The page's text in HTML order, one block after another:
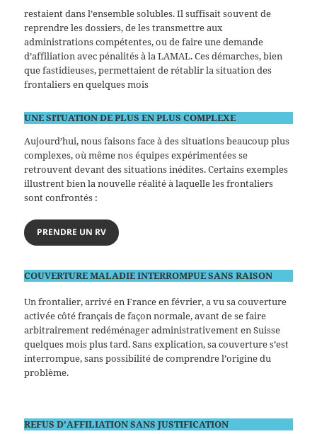
restaient dans l’ensemble solubles. Il suffisait souvent de
reprendre les dossiers, de les transmettre aux
administrations compétentes, ou de faire une demande
d’affiliation avec pénalités à la LAMAL. Ces démarches, bien
que fastidieuses, permettaient de rétablir la situation des
frontaliers en quelques mois
UNE SITUATION DE PLUS EN PLUS COMPLEXE
Aujourd’hui, nous faisons face à des situations beaucoup plus
complexes, où même nos équipes expérimentées se
retrouvent devant des situations inédites. Certains exemples
illustrent bien la nouvelle réalité à laquelle les frontaliers
sont confrontés :
PRENDRE UN RV
COUVERTURE MALADIE INTERROMPUE SANS RAISON
Un frontalier, arrivé en France en février, a vu sa couverture
activée côté français de façon normale, avant de se faire
arbitrairement redéménager administrativement en Suisse
quelques mois plus tard. Sans explication, sa couverture s’est
interrompue, sans possibilité de comprendre l’origine du
problème.
REFUS D’AFFILIATION SANS JUSTIFICATION